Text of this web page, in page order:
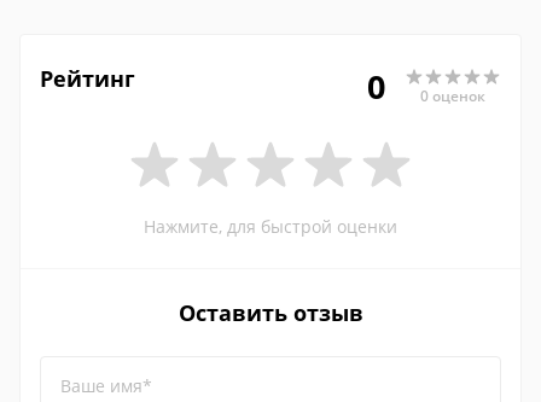
Рейтинг 0 0 оценок
Нажмите, для быстрой оценки
Оставить отзыв
Ваше имя*